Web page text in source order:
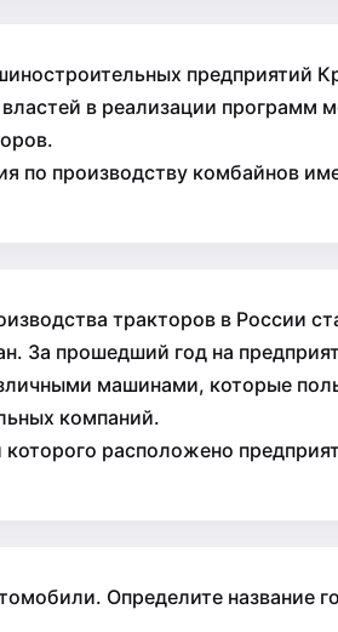
предприятий
в реализации программ
по производству комбайнов
тракторов в России
За прошедший год на
машинами, которые
компаний.
расположено
Определите название